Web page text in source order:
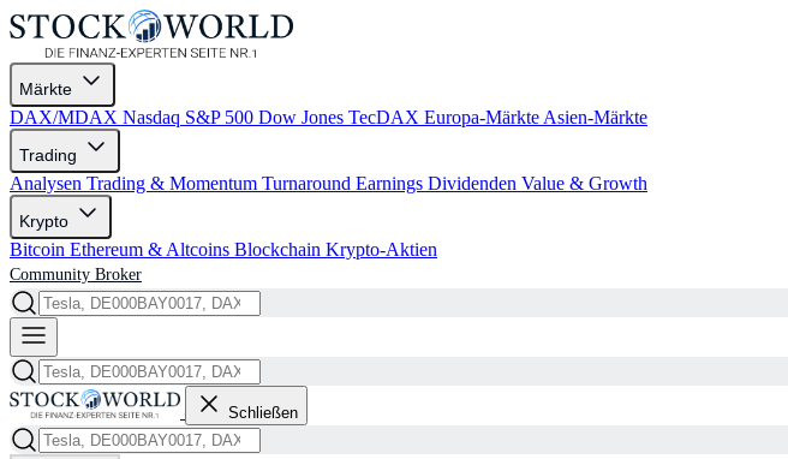
Märkte
DAX/MDAX Nasdaq S&P 500 Dow Jones TecDAX Europa-Märkte Asien-Märkte
Trading
Analysen Trading & Momentum Turnaround Earnings Dividenden Value & Growth
Krypto
Bitcoin Ethereum & Altcoins Blockchain Krypto-Aktien
Community Broker
Schließen